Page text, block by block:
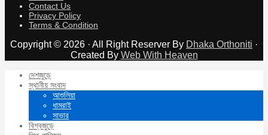
Contact Us
Privacy Policy
Terms & Condition
Copyright © 2026 · All Right Reserver By Dhaka Orthoniti ·
Created By Web With Heaven
দেশজুড়ে
স্থানীয় সংবাদ
আশুলিয়া
ধামরাই
সাভার
বিশ্বজুড়ে